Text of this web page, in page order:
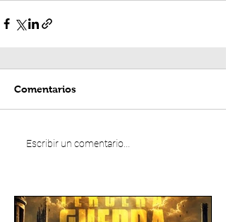
Comentarios
Escribir un comentario...